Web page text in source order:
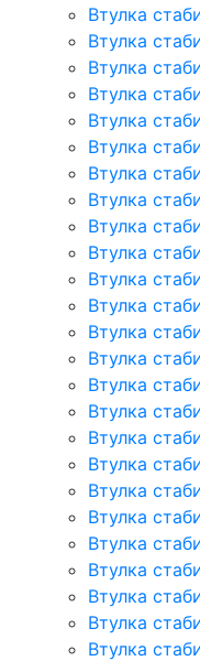
Втулка
Втулка
Втулка
Втулка
Втулка
Втулка
Втулка
Втулка
Втулка
Втулка
Втулка
Втулка
Втулка
Втулка
Втулка
Втулка
Втулка
Втулка
Втулка
Втулка
Втулка
Втулка
Втулка
Втулка
Втулка